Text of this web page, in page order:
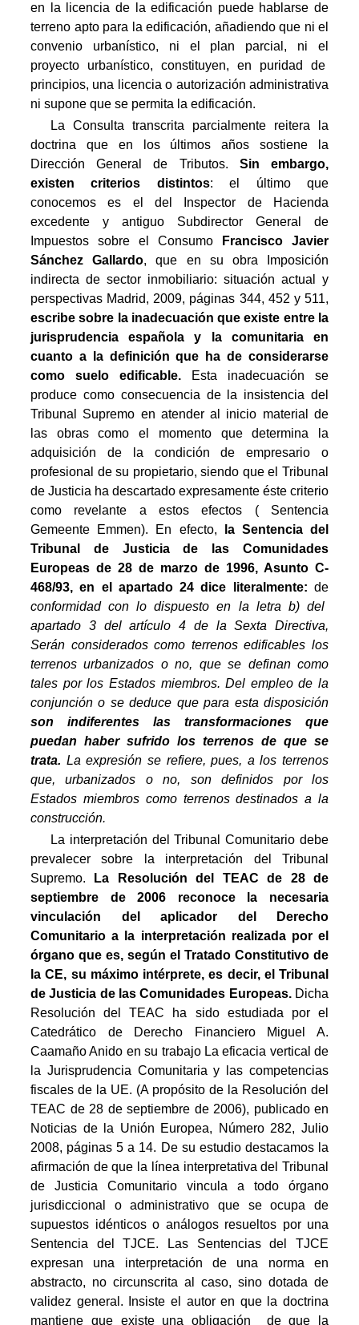
en la licencia de la edificación puede hablarse de
terreno apto para la edificación, añadiendo que ni el
convenio urbanístico, ni el plan parcial, ni el
proyecto urbanístico, constituyen, en puridad de
principios, una licencia o autorización administrativa
ni supone que se permita la edificación.
La Consulta transcrita parcialmente reitera la
doctrina que en los últimos años sostiene la
Dirección General de Tributos. Sin embargo,
existen criterios distintos: el último que
conocemos es el del Inspector de Hacienda
excedente y antiguo Subdirector General de
Impuestos sobre el Consumo
Francisco Javier
Sánchez Gallardo, que en su obra Imposición
indirecta de sector inmobiliario: situación actual y
perspectivas Madrid, 2009, páginas 344, 452 y 511,
escribe sobre la inadecuación que existe entre la
jurisprudencia española y la comunitaria en
cuanto a la definición que ha de considerarse
como suelo edificable. Esta inadecuación se
produce como consecuencia de la insistencia del
Tribunal Supremo en atender al inicio material de
las obras como el momento que determina la
adquisición de la condición de empresario o
profesional de su propietario, siendo que el Tribunal
de Justicia ha descartado expresamente éste criterio
como revelante a estos efectos ( Sentencia
Gemeente Emmen). En efecto,
la Sentencia del
Tribunal de Justicia de las Comunidades
Europeas de 28 de marzo de 1996, Asunto C-
468/93, en el apartado 24 dice literalmente: de
conformidad con lo dispuesto en la letra b) del
apartado 3 del artículo 4 de la Sexta Directiva,
Serán considerados como terrenos edificables los
terrenos urbanizados o no, que se definan como
tales por los Estados miembros. Del empleo de la
conjunción o se deduce que para esta disposición
son indiferentes las transformaciones que
puedan haber sufrido los terrenos de que se
trata. La expresión se refiere, pues, a los terrenos
que, urbanizados o no, son definidos por los
Estados miembros como terrenos destinados a la
construcción.
La interpretación del Tribunal Comunitario debe
prevalecer sobre la interpretación del Tribunal
Supremo.
La Resolución del TEAC de 28 de
septiembre de 2006 reconoce la necesaria
vinculación del aplicador del Derecho
Comunitario a la interpretación realizada por el
órgano que es, según el Tratado Constitutivo de
la CE, su máximo intérprete, es decir, el Tribunal
de Justicia de las Comunidades Europeas. Dicha
Resolución del TEAC ha sido estudiada por el
Catedrático de Derecho Financiero Miguel A.
Caamaño Anido en su trabajo La eficacia vertical de
la Jurisprudencia Comunitaria y las competencias
fiscales de la UE. (A propósito de la Resolución del
TEAC de 28 de septiembre de 2006), publicado en
Noticias de la Unión Europea, Número 282, Julio
2008, páginas 5 a 14. De su estudio destacamos la
afirmación de que la línea interpretativa del Tribunal
de Justicia Comunitario vincula a todo órgano
jurisdiccional o administrativo que se ocupa de
supuestos idénticos o análogos resueltos por una
Sentencia del TJCE. Las Sentencias del TJCE
expresan una interpretación de una norma en
abstracto, no circunscrita al caso, sino dotada de
validez general. Insiste el autor en que la doctrina
mantiene que existe una obligación  de que la